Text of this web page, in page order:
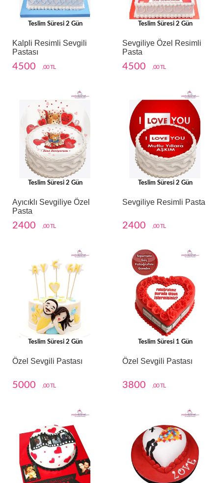
Teslim Süresi 2 Gün
Kalpli Resimli Sevgili
Pastası
4500 ,00 TL
Teslim Süresi 2 Gün
Sevgiliye Özel Resimli
Pasta
4500 ,00 TL
Teslim Süresi 2 Gün
Ayıcıklı Sevgiliye Özel
Pasta
2400 ,00 TL
Teslim Süresi 2 Gün
Sevgiliye Resimli Pasta
2400 ,00 TL
Teslim Süresi 2 Gün
Özel Sevgili Pastası
5000 ,00 TL
Teslim Süresi 1 Gün
Özel Sevgili Pastası
3800 ,00 TL